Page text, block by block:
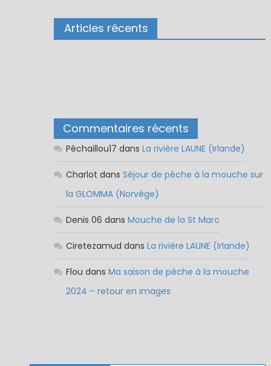
Articles récents
Commentaires récents
Pêchaillou17 dans La rivière LAUNE (Irlande)
Charlot dans Séjour de pêche à la mouche sur
la GLOMMA (Norvège)
Denis 06 dans Mouche de la St Marc
Ciretezamud dans La rivière LAUNE (Irlande)
Flou dans Ma saison de pêche à la mouche
2024 – retour en images